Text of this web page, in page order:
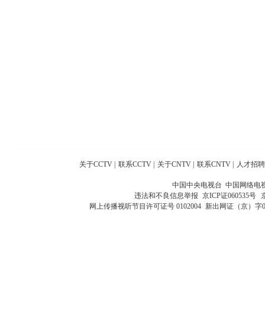
关于CCTV 联系CCTV 关于CNTV 联系CNTV 人才招聘
中国中央电视台 中国网络电
违法和不良信息举报 京ICP证060535号
网上传播视听节目许可证号 0102004 新出网证（京）